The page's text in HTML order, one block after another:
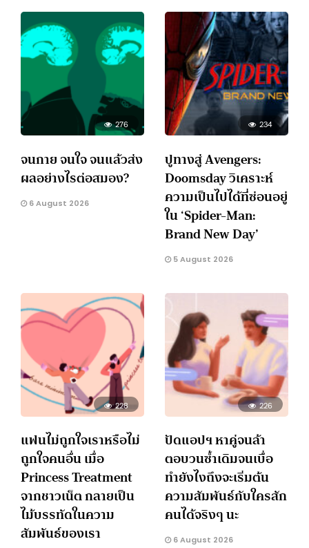
276
จนกาย จนใจ จนแล้วส่ง
ผลอย่างไรต่อสมอง?
6 August 2026
234
ปูทางสู่ Avengers:
Doomsday วิเคราะห์
ความเป็นไปได้ที่ซ่อนอยู่
ใน ‘Spider-Man:
Brand New Day’
5 August 2026
228
แฟนไม่ถูกใจเราหรือไม่
ถูกใจคนอื่น เมื่อ
Princess Treatment
จากชาวเน็ต กลายเป็น
ไม้บรรทัดในความ
สัมพันธ์ของเรา
226
ปัดแอปฯ หาคู่จนล้า
ตอบวนซ้ำเดิมจนเบื่อ
ทำยังไงถึงจะเริ่มต้น
ความสัมพันธ์กับใครสัก
คนได้จริงๆ นะ
6 August 2026